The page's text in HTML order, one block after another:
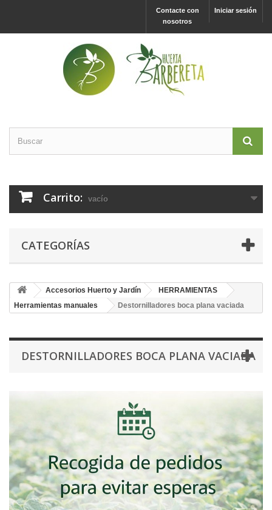
Iniciar sesión
Contacte con
nosotros
Carrito: vacío
CATEGORÍAS
Accesorios Huerto y Jardín
HERRAMIENTAS
Herramientas manuales
Destornilladores boca plana vaciada
DESTORNILLADORES BOCA PLANA VACIADA